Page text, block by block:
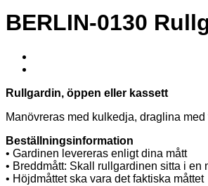
BERLIN-0130
Rullgardin, öppen eller kassett
Manövreras med kulkedja, draglina
Beställningsinformation
• Gardinen levereras enligt dina mått
• Breddmått: Skall rullgardinen sitta i en
• Höjdmåttet ska vara det faktiska måttet